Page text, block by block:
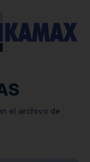
el archivo de